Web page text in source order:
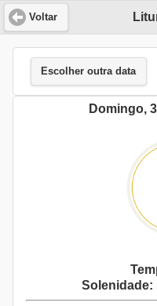
Voltar
Escolher outra data
Domingo,
Solenidade: